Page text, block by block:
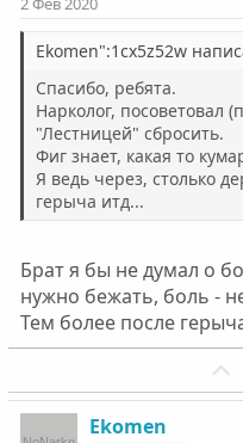
л
Ekomen":1cx5z52w
Спасибо, ребята.
Нарколог, посоветовал
"Лестницей" сбросить.
Фиг знает, какая то
Я ведь через, столько
герыча итд...
Брат я бы не думал о
нужно бежать, боль -
Тем более после
Ekomen